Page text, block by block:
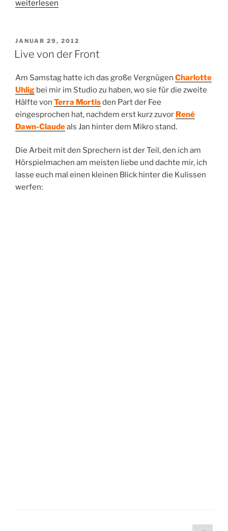
„Rückblick
Zukunft:
Das
Meer
der
Sterne,
eine
Retrospektive“
weiterlesen
VERÖFFENTLICHT
AM
JANUAR 29, 2012
Live von der Front
Am Samstag hatte ich das große Vergnügen Charlotte
Uhlig bei mir im Studio zu haben, wo sie für die zweite
Hälfte von Terra Mortisden Part der Fee
eingesprochen hat, nachdem erst kurz zuvor René
Dawn-Claudeals Jan hinter dem Mikro stand.
Die Arbeit mit den Sprechern ist der Teil, den ich am
Hörspielmachen am meisten liebe und dachte mir, ich
lasse euch mal einen kleinen Blick hinter die Kulissen
werfen: